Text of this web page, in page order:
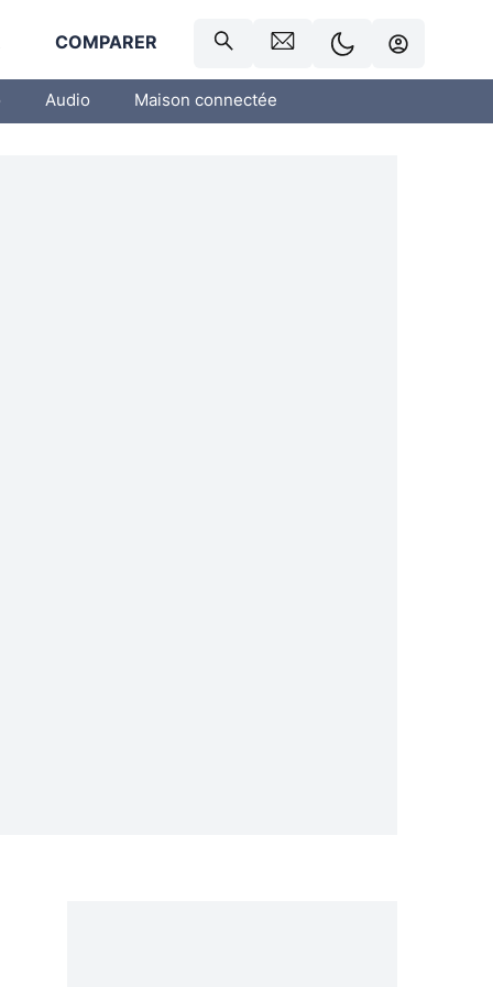
COMPARER
Audio Maison connectée